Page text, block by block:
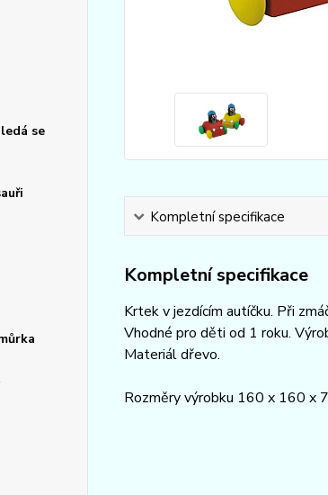
se
Kompletní specifikace
Kompletní specifikace
Krtek v jezdícím autíčku. Při
Vhodné pro děti od 1 roku.
Materiál dřevo.
Rozměry výrobku 160 x 160 x